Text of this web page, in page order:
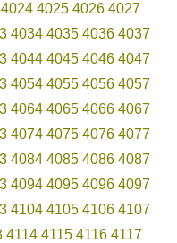
4024 4025 4026 4027
4034 4035 4036 4037
4044 4045 4046 4047
4054 4055 4056 4057
4064 4065 4066 4067
4074 4075 4076 4077
4084 4085 4086 4087
4094 4095 4096 4097
4104 4105 4106 4107
4114 4115 4116 4117